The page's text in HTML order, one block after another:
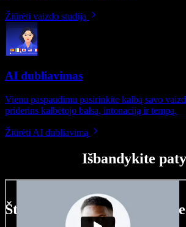
Žiūrėti vaizdo studiją
AI dubliavimas
Vienu paspaudimu pasirinkite kalbą savo
priderins kalbėtojo balsą, intonaciją ir tempą.
Žiūrėti AI dubliavimą
Išbandykite
Štai ką galite nuveikti su